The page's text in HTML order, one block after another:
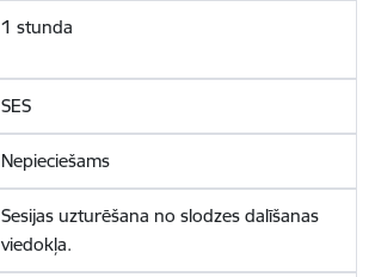
1 stunda
SES
Nepieciešams
Sesijas uzturēšana no slodzes dalīšanas
viedokļa.